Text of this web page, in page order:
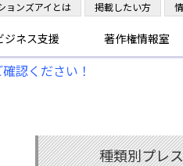
ジネス支援 著作権情報室
ョンズアイとは 掲載したい方
認ください！
種類別プレ